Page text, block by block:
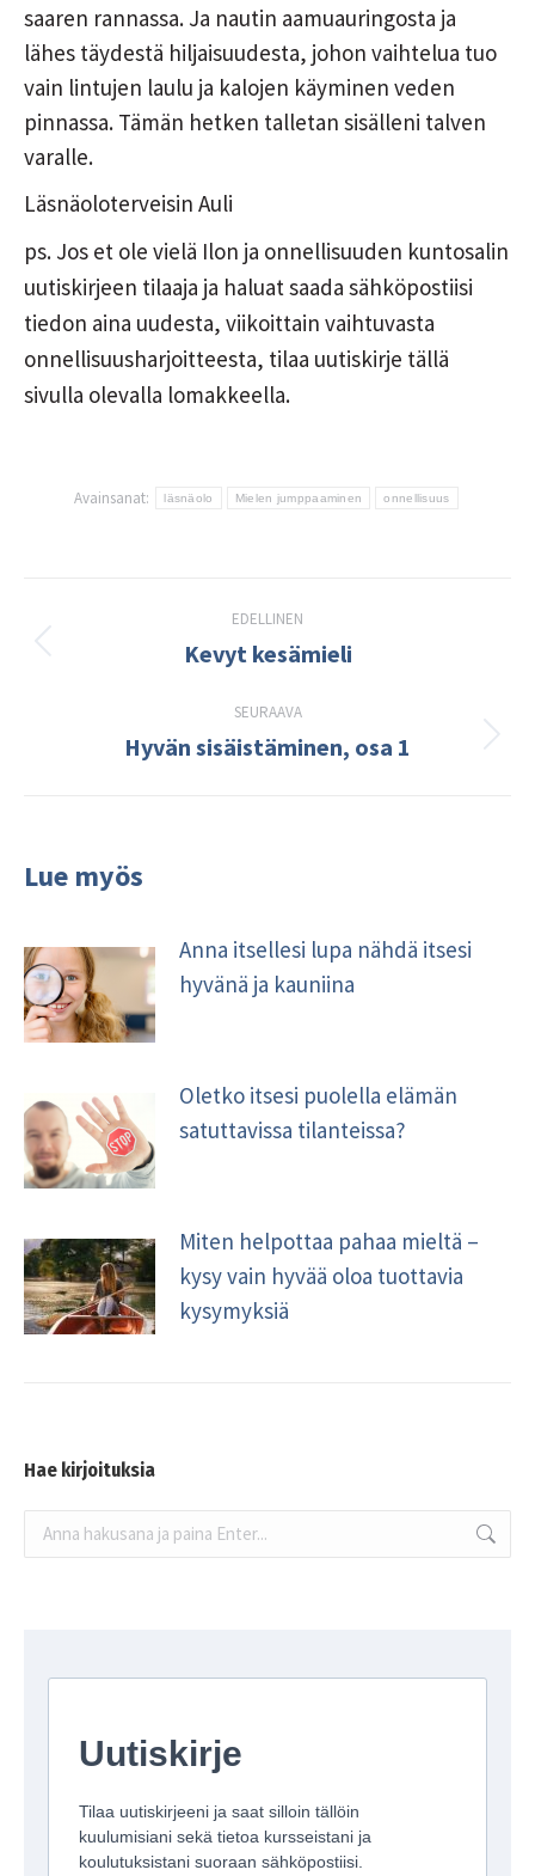
saaren rannassa. Ja nautin aamuauringosta ja
lähes täydestä hiljaisuudesta, johon vaihtelua tuo
vain lintujen laulu ja kalojen käyminen veden
pinnassa. Tämän hetken talletan sisälleni talven
varalle.
Läsnäoloterveisin Auli
ps. Jos et ole vielä Ilon ja onnellisuuden kuntosalin
uutiskirjeen tilaaja ja haluat saada sähköpostiisi
tiedon aina uudesta, viikoittain vaihtuvasta
onnellisuusharjoitteesta, tilaa uutiskirje tällä
sivulla olevalla lomakkeella.
Avainsanat: läsnäolo Mielen jumppaaminen onnellisuus
navigation
EDELLINEN
Edellinen
Kevyt kesämieli
SEURAAVA
Seuraava
Hyvän sisäistäminen, osa 1
Lue myös
Anna itsellesi lupa nähdä itsesi
hyvänä ja kauniina
Oletko itsesi puolella elämän
satuttavissa tilanteissa?
Miten helpottaa pahaa mieltä –
kysy vain hyvää oloa tuottavia
kysymyksiä
Hae kirjoituksia
Search: